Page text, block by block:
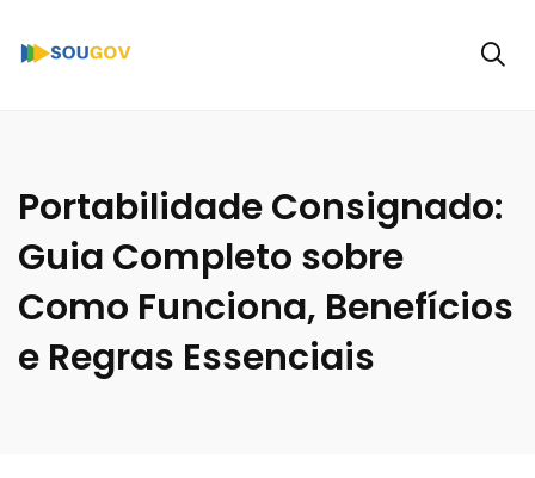
Portabilidade Consignado:
Guia Completo sobre
Como Funciona, Benefícios
e Regras Essenciais